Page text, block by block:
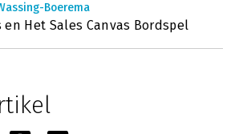
Boerema
en Het Sales Canvas Bordspel